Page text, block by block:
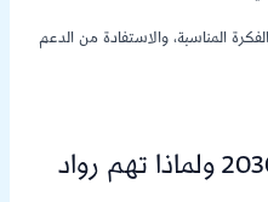
المناسبة، والاستفادة من الدعم
ما هي رؤية السعودية 2030 ولماذا تهم رواد